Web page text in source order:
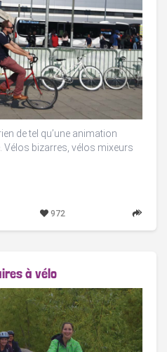
de tel qu’une animation
Vélos bizarres, vélos mixeurs
972
à vélo